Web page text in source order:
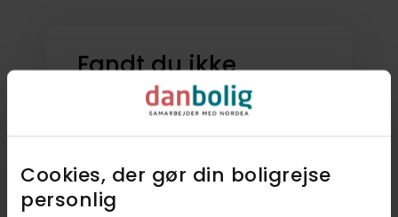
Cookies, der gør din boligrejse
personlig​
Fandt du ikke
drømmeboligen?
Bliv en del af vores
Tilmeld dig vores køberkartotek.